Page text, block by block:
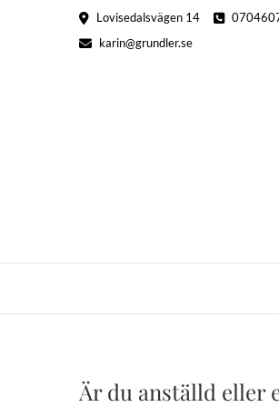
Lovisedalsvägen 14
karin@grundler.se
Är du anställd eller